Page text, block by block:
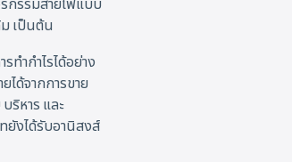
เป็นต้น
ำกำไรได้อย่าง
ด้จากการขาย
ริหาร และ
ยังได้รับอานิสงส์